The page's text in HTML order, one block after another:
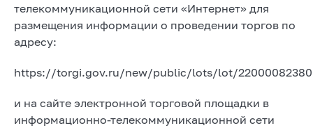
телекоммуникационной сети «Интернет» для
размещения информации о проведении торгов по
адресу:
https://torgi.gov.ru/new/public/lots/lot/
и на сайте электронной торговой площадки в
информационно-телекоммуникационной сети